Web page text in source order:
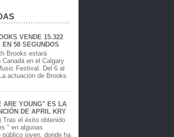
VENDE 15.322
EN 58 SEGUNDOS
Brooks estará
Canadá en el Calgary
Festival. Del 6 al
actuación de Brooks
ARE YOUNG" ES LA
DE APRIL KRY
Tras el éxito obtenido
" en algunas
público joven, donde ha